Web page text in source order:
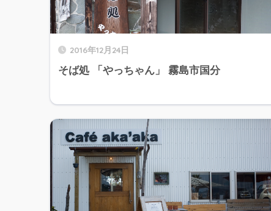
2016年12月24日
そば処 「やっちゃん」 霧島市国分